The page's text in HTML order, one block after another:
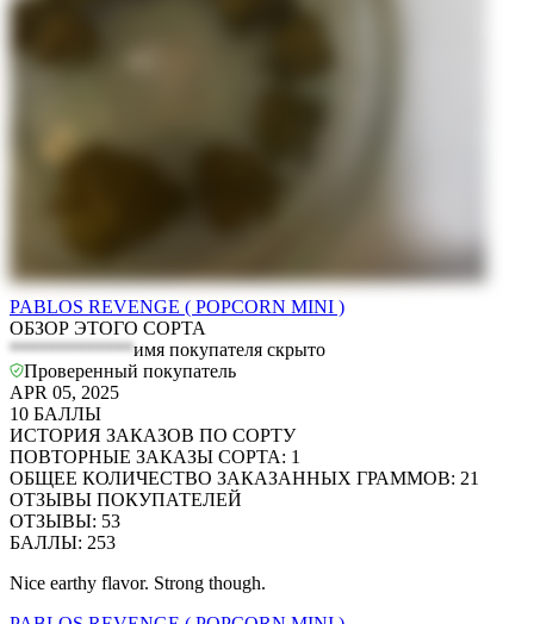
PABLOS REVENGE ( POPCORN MINI )
ОБЗОР ЭТОГО СОРТА
*************имя покупателя скрыто
Проверенный покупатель
APR 05, 2025
10 БАЛЛЫ
ИСТОРИЯ ЗАКАЗОВ ПО СОРТУ
ПОВТОРНЫЕ ЗАКАЗЫ СОРТА: 1
ОБЩЕЕ КОЛИЧЕСТВО ЗАКАЗАННЫХ ГРАММОВ: 21
ОТЗЫВЫ ПОКУПАТЕЛЕЙ
ОТЗЫВЫ: 53
БАЛЛЫ: 253
Nice earthy flavor. Strong though.